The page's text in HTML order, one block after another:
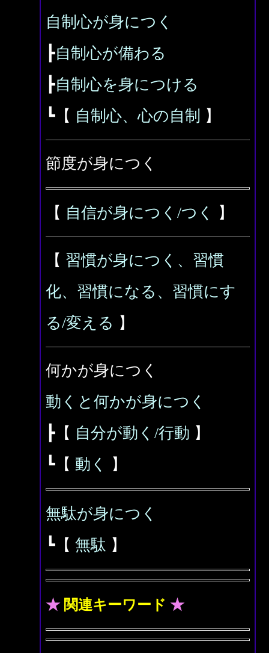
自制心が身につく
┣自制心が備わる
┣自制心を身につける
┗【 自制心、心の自制 】
節度が身につく
【 自信が身につく/つく 】
【 習慣が身につく、 習慣
化、習慣になる、習慣にす
る/変える 】
何かが身につく
動くと何かが身につく
┣【 自分が動く/行動 】
┗【 動く 】
無駄が身につく
┗【 無駄 】
★ 関連キーワード ★